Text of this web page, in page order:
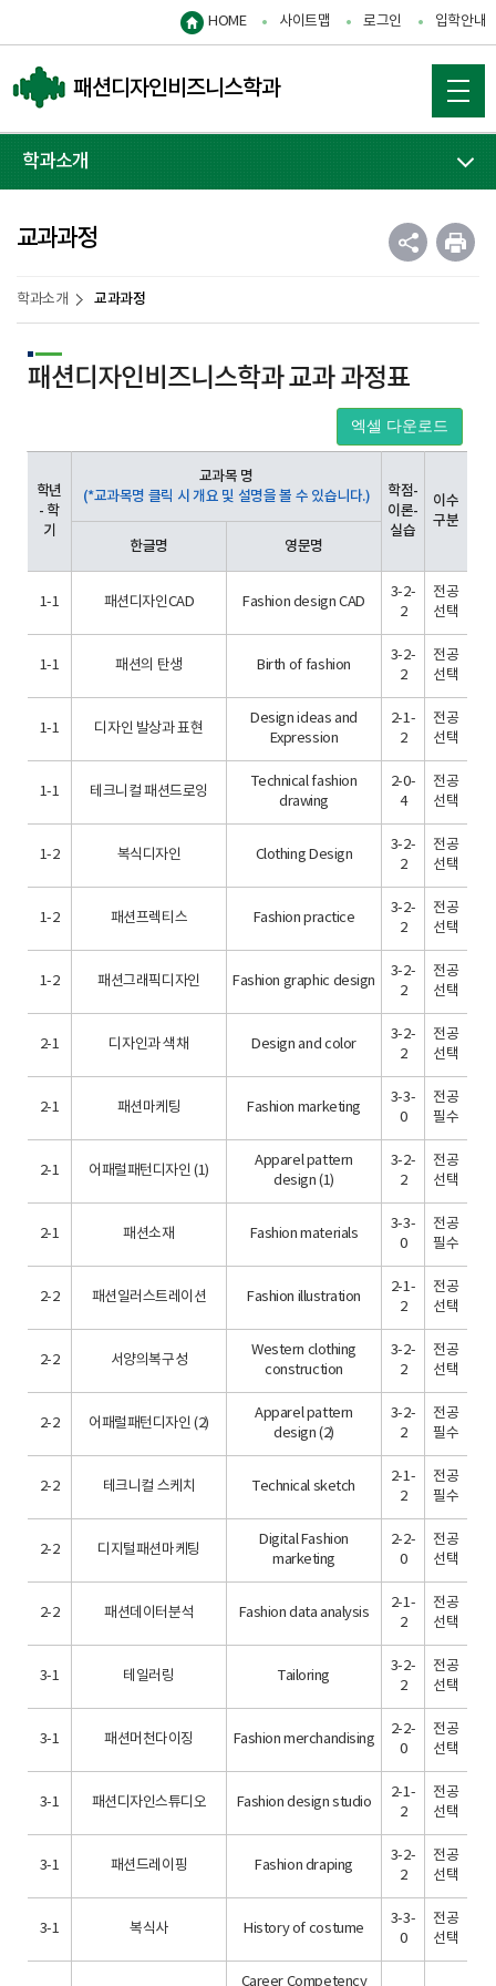
패션디자인비즈니스학과
HOME 사이트맵 로그인 입학안내
학과소개
교과과정
학과소개 교과과정
패션디자인비즈니스학과 교과 과정표
엑셀 다운로드
학년
- 학
기
교과목 명
(*교과목명 클릭 시 개요 및 설명을 볼 수 있습니다.)
학점-
이론-
실습
이수
구분
한글명
영문명
1-1 패션디자인CAD Fashion design CAD
3-2-
2
전공
선택
1-1 패션의 탄생 Birth of fashion
3-2-
2
전공
선택
1-1 디자인 발상과 표현
Design ideas and
Expression
2-1-
2
전공
선택
1-1 테크니컬 패션드로잉
Technical fashion
drawing
2-0-
4
전공
선택
1-2 복식디자인 Clothing Design
3-2-
2
전공
선택
1-2 패션프렉티스 Fashion practice
3-2-
2
전공
선택
1-2 패션그래픽디자인 Fashion graphic design
3-2-
2
전공
선택
2-1 디자인과 색채 Design and color
3-2-
2
전공
선택
2-1 패션마케팅 Fashion marketing
3-3-
0
전공
필수
2-1 어패럴패턴디자인 (1)
Apparel pattern
design (1)
3-2-
2
전공
선택
2-1 패션소재 Fashion materials
3-3-
0
전공
필수
2-2 패션일러스트레이션 Fashion illustration
2-1-
2
전공
선택
2-2 서양의복구성
Western clothing
construction
3-2-
2
전공
선택
2-2 어패럴패턴디자인 (2)
Apparel pattern
design (2)
3-2-
2
전공
필수
2-2 테크니컬 스케치 Technical sketch
2-1-
2
전공
필수
2-2 디지털패션마케팅
Digital Fashion
marketing
2-2-
0
전공
선택
2-2 패션데이터분석 Fashion data analysis
2-1-
2
전공
선택
3-1 테일러링 Tailoring
3-2-
2
전공
선택
3-1 패션머천다이징 Fashion merchandising
2-2-
0
전공
선택
3-1 패션디자인스튜디오 Fashion design studio
2-1-
2
전공
선택
3-1 패션드레이핑 Fashion draping
3-2-
2
전공
선택
3-1 복식사 History of costume
3-3-
0
전공
선택
Career Competency